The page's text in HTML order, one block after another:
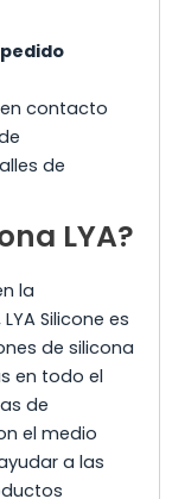
contacto
de
LYA?
la
Silicone es
de silicona
en todo el
de
el medio
a las